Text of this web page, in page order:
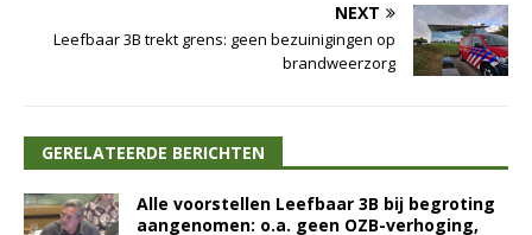
NEXT
Leefbaar 3B trekt grens: geen bezuinigingen op
brandweerzorg
GERELATEERDE BERICHTEN
Alle voorstellen Leefbaar 3B bij begroting
aangenomen: o.a. geen OZB-verhoging,